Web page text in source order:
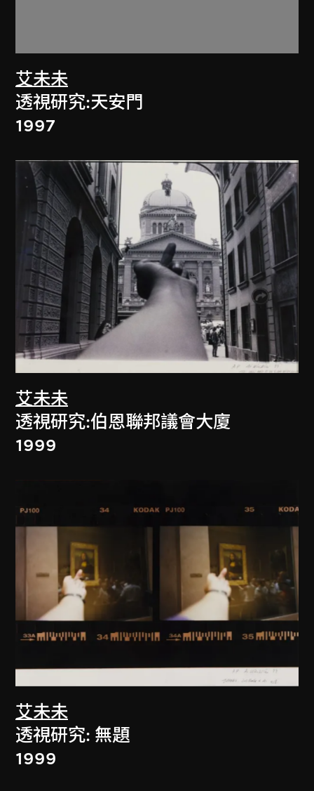
艾未未
透視研究:天安門
1997
艾未未
透視研究:伯恩聯邦議會大廈
1999
艾未未
透視研究: 無題
1999